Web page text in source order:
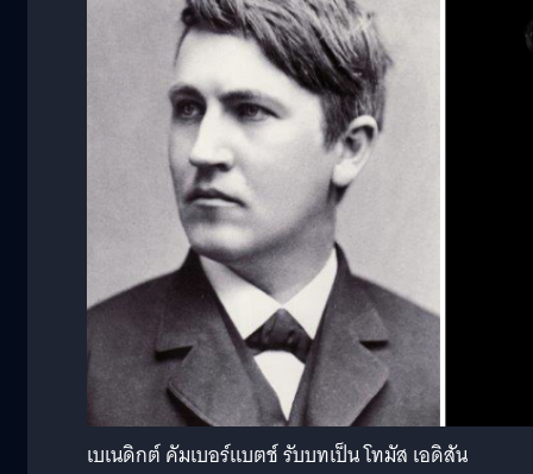
เบเนดิกต์ คัมเบอร์แบตช์ รับบทเป็น โทมัส เอดิสัน